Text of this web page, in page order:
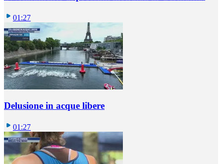
01:27
Delusione in acque libere
01:27